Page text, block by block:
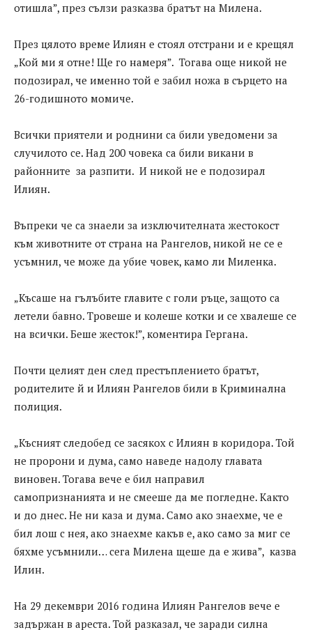
отишла”, през сълзи разказва братът на Милена.
През цялото време Илиян е стоял отстрани и е крещял
„Кой ми я отне! Ще го намеря”. Тогава още никой не
подозирал, че именно той е забил ножа в сърцето на
26-годишното момиче.
Всички приятели и роднини са били уведомени за
случилото се. Над 200 човека са били викани в
районните за разпити. И никой не е подозирал
Илиян.
Въпреки че са знаели за изключителната жестокост
към животните от страна на Рангелов, никой не се е
усъмнил, че може да убие човек, камо ли Миленка.
„Късаше на гълъбите главите с голи ръце, защото са
летели бавно. Тровеше и колеше котки и се хвалеше се
на всички. Беше жесток!”, коментира Гергана.
Почти целият ден след престъплението братът,
родителите й и Илиян Рангелов били в Криминална
полиция.
„Късният следобед се засякох с Илиян в коридора. Той
не пророни и дума, само наведе надолу главата
виновен. Тогава вече е бил направил
самопризнанията и не смееше да ме погледне. Както
и до днес. Не ни каза и дума. Само ако знаехме, че е
бил лош с нея, ако знаехме какъв е, ако само за миг се
бяхме усъмнили… сега Милена щеше да е жива”, казва
Илин.
На 29 декември 2016 година Илиян Рангелов вече е
задържан в ареста. Той разказал, че заради силна